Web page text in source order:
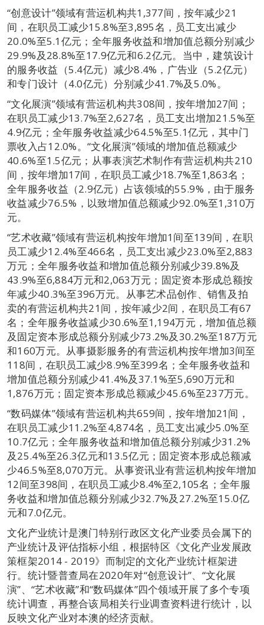
“创意设计”领域有营运机构共1,377间，按年减少21
间，在职员工减少15.8%至3,895名，员工支出减少
20.0%至5.1亿元；全年服务收益和增加值总额分别减少
29.9%及28.8%至17.9亿元和6.2亿元。当中，建筑设计
的服务收益（5.4亿元）减少8.4%，广告业（5.2亿元）
和专门设计（4.0亿元）分别减少41.7%及5.0%。
“文化展演”领域有营运机构共308间，按年增加27间；
在职员工减少13.7%至2,627名，员工支出增加21.5%至
4.9亿元；全年服务收益减少64.5%至5.1亿元，其中门
票收入占12.0%。“文化展演”领域的增加值总额减少
40.6%至1.5亿元；从事表演艺术制作有营运机构共210
间，按年增加17间，在职员工减少18.7%至1,863名；
全年服务收益（2.9亿元）占该领域的55.9%，由于服务
收益减少76.5%，以致增加值总额减少92.0%至1,310万
元。
“艺术收藏”领域有营运机构按年增加1间至139间，在职
员工减少12.4%至466名，员工支出减少23.0%至2,883
万元；全年服务收益和增加值总额分别减少39.8%及
43.9%至6,884万元和2,063万元；固定资本形成总额按
年减少40.3%至396万元。从事艺术品创作、销售及拍
卖的有营运机构共21间，按年减少2间，在职员工有67
名；全年服务收益减少30.6%至1,194万元，增加值总额
及固定资本形成总额分别减少73.2%及30.2%至187万元
和160万元。从事摄影服务的有营运机构按年增加3间至
118间，在职员工减少8.9%至399名；全年服务收益和
增加值总额分别减少41.4%及37.1%至5,690万元和
1,876万元；固定资本形成总额减少45.6%至237万元。
“数码媒体”领域有营运机构共659间，按年增加21间，
在职员工减少11.2%至4,874名，员工支出减少5.0%至
10.7亿元；全年服务收益和增加值总额分别减少31.2%
及25.4%至26.3亿元和13.5亿元；固定资本形成总额减
少46.5%至8,070万元。从事资讯业有营运机构按年增加
12间至398间，在职员工减少8.4%至2,105名；全年服
务收益和增加值总额分别减少32.7%及27.2%至15.0亿
元和7.0亿元。
文化产业统计是澳门特别行政区文化产业委员会属下的
产业统计及评估指标小组，根据特区《文化产业发展政
策框架2014 - 2019》而制定的文化产业统计框架进
行。统计暨普查局在2020年对“创意设计”、“文化展
演”、“艺术收藏”和“数码媒体”四个领域开展了多个专项
统计调查，再整合该局相关行业调查资料进行统计，以
反映文化产业对本澳的经济贡献。